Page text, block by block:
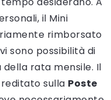
il Mini
rimborsato
sono possibilità di
rata mensile. Il
sulla Poste